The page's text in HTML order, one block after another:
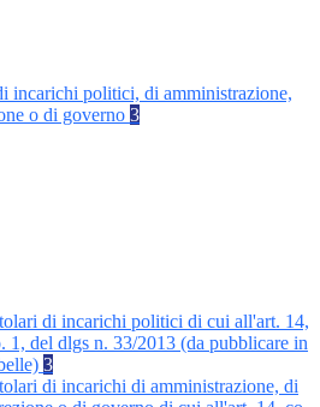
incarichi politici, di amministrazione,
o di governo 3
di incarichi politici di cui all'art. 14,
1, del dlgs n. 33/2013 (da pubblicare in
3
di incarichi di amministrazione, di